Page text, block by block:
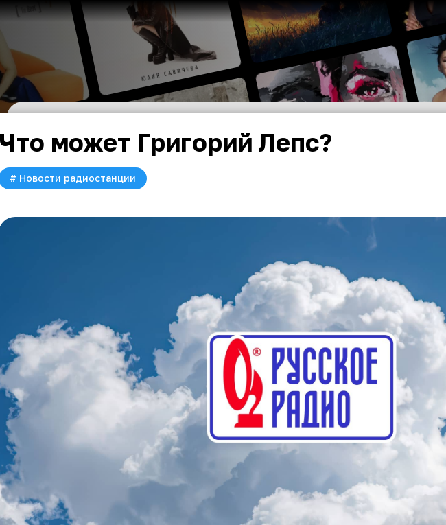
Что может Григорий Лепс?
# Новости радиостанции